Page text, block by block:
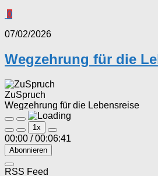
0
07/02/2026
Wegzehrung für die
ZuSpruch
Wegzehrung für die Lebensreise
Play
Episode
Pause
Episode
1x
00:00 / 00:06:41
Abonnieren
RSS Feed